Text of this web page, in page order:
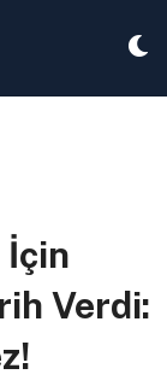
Verdi: